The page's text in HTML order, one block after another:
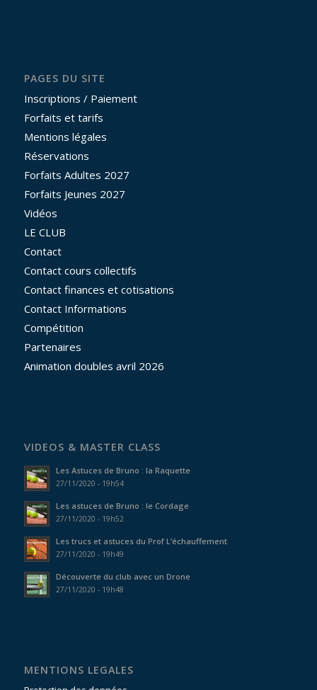
PAGES DU SITE
Inscriptions / Paiement
Forfaits et tarifs
Mentions légales
Réservations
Forfaits Adultes 2027
Forfaits Jeunes 2027
Vidéos
LE CLUB
Contact
Contact cours collectifs
Contact finances et cotisations
Contact Informations
Compétition
Partenaires
Animation doubles avril 2026
VIDEOS & MASTER CLASS
Les Astuces de Bruno : la Raquette
27/11/2020 - 19h54
Les astuces de Bruno : le Cordage
27/11/2020 - 19h52
Les trucs et astuces du Prof L’échauffement
27/11/2020 - 19h49
Découverte du club avec un Drone
27/11/2020 - 19h48
MENTIONS LEGALES